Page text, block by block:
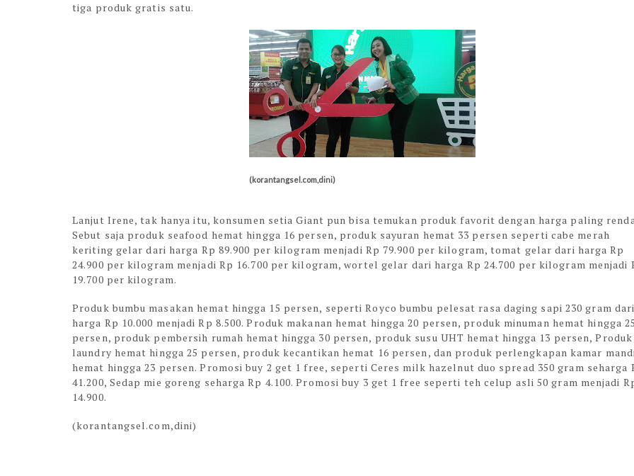
tiga produk gratis satu.
(korantangsel.com,dini)
Lanjut Irene, tak hanya itu, konsumen setia Giant pun bisa temukan produk favorit dengan harga paling
Sebut saja produk seafood hemat hingga 16 persen, produk sayuran hemat 33 persen seperti cabe merah
keriting gelar dari harga Rp 89.900 per kilogram menjadi Rp 79.900 per kilogram, tomat gelar dari harga Rp
24.900 per kilogram menjadi Rp 16.700 per kilogram, wortel gelar dari harga Rp 24.700 per kilogram menjadi
19.700 per kilogram.
Produk bumbu masakan hemat hingga 15 persen, seperti Royco bumbu pelesat rasa daging sapi 230 gram
harga Rp 10.000 menjadi Rp 8.500. Produk makanan hemat hingga 20 persen, produk minuman hemat hingga
persen, produk pembersih rumah hemat hingga 30 persen, produk susu UHT hemat hingga 13 persen, Produk
laundry hemat hingga 25 persen, produk kecantikan hemat 16 persen, dan produk perlengkapan kamar
hemat hingga 23 persen. Promosi buy 2 get 1 free, seperti Ceres milk hazelnut duo spread 350 gram seharga
41.200, Sedap mie goreng seharga Rp 4.100. Promosi buy 3 get 1 free seperti teh celup asli 50 gram menjadi
14.900.
(korantangsel.com,dini)